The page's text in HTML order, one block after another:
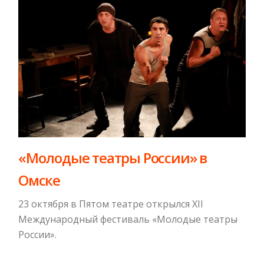
​«Молодые театры России» в
Омске
23 октября в Пятом театре открылся XII
Международный фестиваль «Молодые театры
России».